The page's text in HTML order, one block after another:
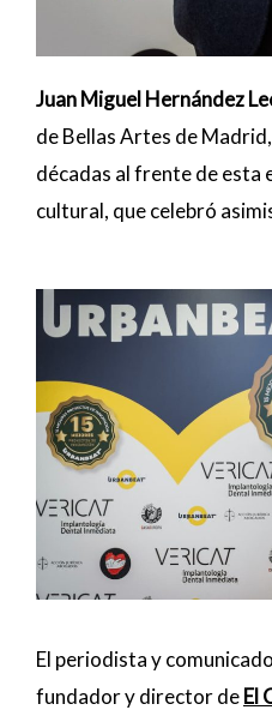
Juan Miguel Hernández
de Bellas Artes de
décadas al frente de esta
cultural, que celebró
El periodista y
fundador y director deEl